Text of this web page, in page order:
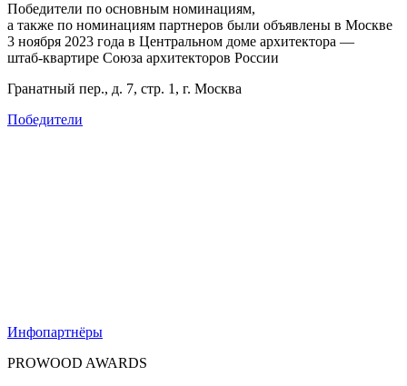
Победители по основным номинациям,
а также по номинациям партнеров были объявлены в Москве
3 ноября 2023 года в Центральном доме архитектора —
штаб-квартире Союза архитекторов России
Гранатный пер., д. 7, стр. 1, г. Москва
Победители
Инфо­партнёры
PROWOOD AWARDS